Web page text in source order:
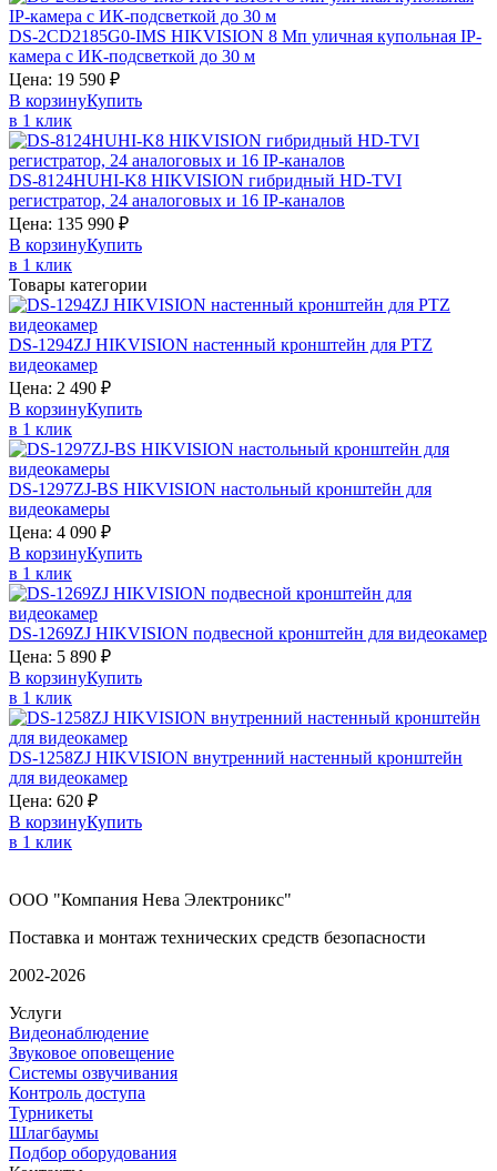
DS-2CD2185G0-IMS HIKVISION 8 Мп уличная купольная IP-
камера с ИК-подсветкой до 30 м
Цена: 19 590 ₽
В корзинуКупить
в 1 клик
DS-8124HUHI-K8 HIKVISION гибридный HD-TVI
регистратор, 24 аналоговых и 16 IP-каналов
Цена: 135 990 ₽
В корзинуКупить
в 1 клик
Товары категории
DS-1294ZJ HIKVISION настенный кронштейн для PTZ
видеокамер
Цена: 2 490 ₽
В корзинуКупить
в 1 клик
DS-1297ZJ-BS HIKVISION настольный кронштейн для
видеокамеры
Цена: 4 090 ₽
В корзинуКупить
в 1 клик
DS-1269ZJ HIKVISION подвесной кронштейн для видеокамер
Цена: 5 890 ₽
В корзинуКупить
в 1 клик
DS-1258ZJ HIKVISION внутренний настенный кронштейн
для видеокамер
Цена: 620 ₽
В корзинуКупить
в 1 клик
ООО "Компания Нева Электроникс"
Поставка и монтаж технических средств безопасности
2002-2026
Услуги
Видеонаблюдение
Звуковое оповещение
Системы озвучивания
Контроль доступа
Турникеты
Шлагбаумы
Подбор оборудования